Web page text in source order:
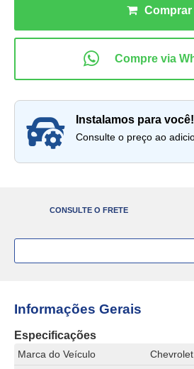
instalamos para você!
Consulte o preço ao
CONSULTE O FRETE
Informações Gerais
Especificações
Marca do Veículo